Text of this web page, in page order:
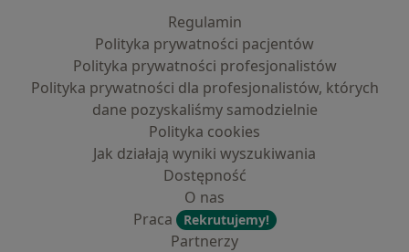
Regulamin
Polityka prywatności pacjentów
Polityka prywatności profesjonalistów
Polityka prywatności dla profesjonalistów, których
dane pozyskaliśmy samodzielnie
Polityka cookies
Jak działają wyniki wyszukiwania
Dostępność
O nas
Praca
Rekrutujemy!
Partnerzy